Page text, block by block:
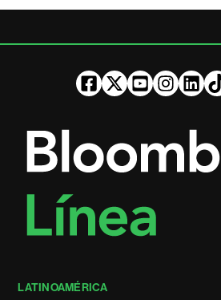
LATINOAMÉRICA